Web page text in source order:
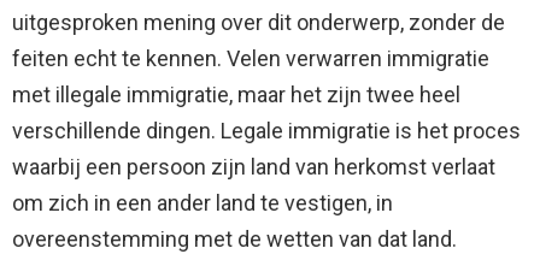
uitgesproken mening over dit onderwerp, zonder de
feiten echt te kennen. Velen verwarren immigratie
met illegale immigratie, maar het zijn twee heel
verschillende dingen. Legale immigratie is het proces
waarbij een persoon zijn land van herkomst verlaat
om zich in een ander land te vestigen, in
overeenstemming met de wetten van dat land.